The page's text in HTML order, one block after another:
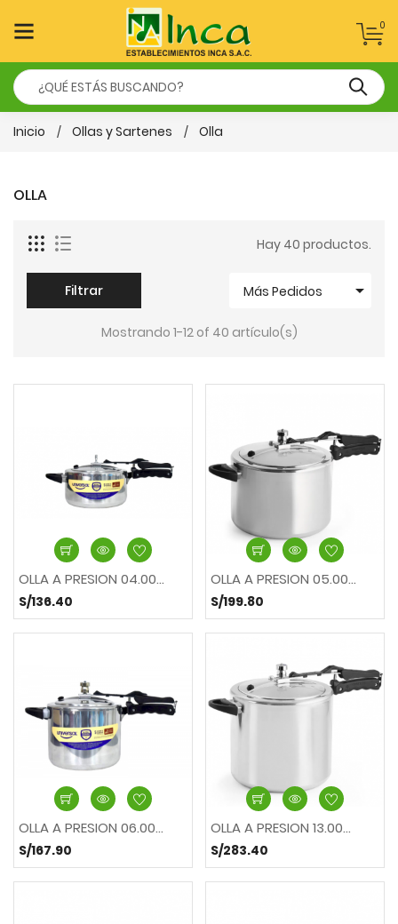
0
Inicio Ollas y Sartenes Olla
OLLA
Hay 40 productos.
Más Pedidos 
Filtrar
Mostrando 1-12 of 40 artículo(s)
OLLA A PRESION 04.00...
S/136.40
OLLA A PRESION 05.00...
S/199.80
OLLA A PRESION 06.00...
S/167.90
OLLA A PRESION 13.00...
S/283.40